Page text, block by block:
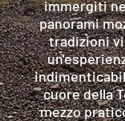
immergiti
panorami
tradizioni
cuore della
mezzo